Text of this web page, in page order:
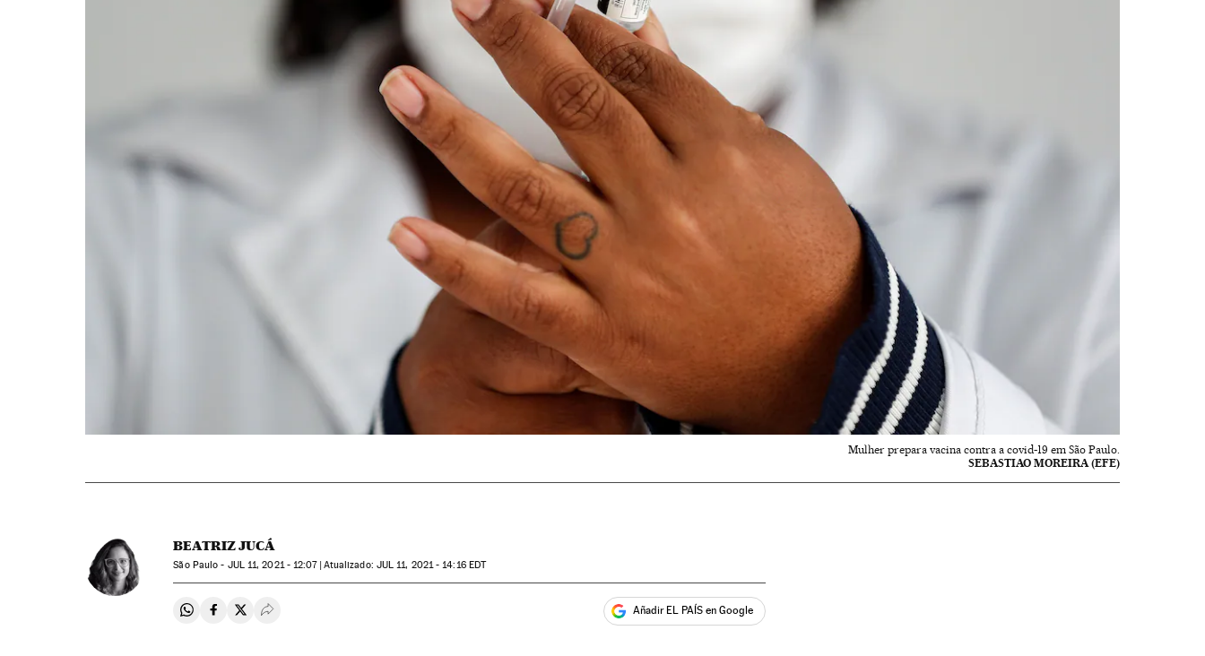
Mulher prepara vacina contra a covid-19 em São Paulo.
SEBASTIAO MOREIRA (EFE)
BEATRIZ JUCÁ
São Paulo - JUL11, 2021 - 12:07 atualizado: JUL 11, 2021 - 14:16EDT
Compartir en Whatsapp
Compartir en Facebook
Compartir en Twitter
Desplegar Redes Sociales Añadir EL PAÍS en Google